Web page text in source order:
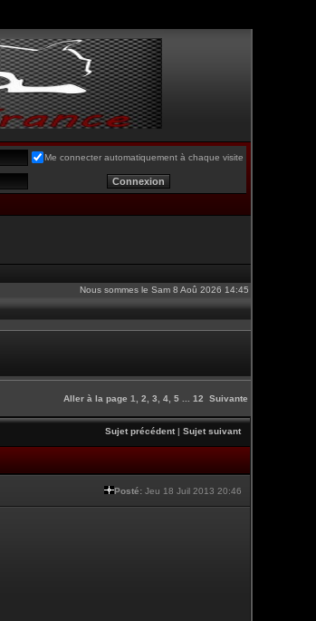
Me connecter automatiquement à chaque visite
Nous sommes le Sam 8 Aoû 2026 14:45
Aller à la page 1 2 3 4 5 12 Suivante
Sujet précédent| Sujet suivant
Posté: Jeu 18 Juil 2013 20:46